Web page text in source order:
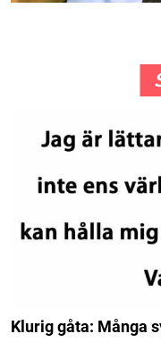
Klurig gåta: Många